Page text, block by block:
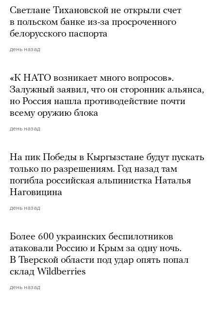
Светлане Тихановской не открыли счет
в польском банке из-за просроченного
белорусского паспорта
день назад
«К НАТО возникает много вопросов».
Залужный заявил, что он сторонник альянса,
но Россия нашла противодействие почти
всему оружию блока
день назад
На пик Победы в Кыргызстане будут пускать
только по разрешениям. Год назад там
погибла российская альпинистка Наталья
Наговицина
день назад
Более 600 украинских беспилотников
атаковали Россию и Крым за одну ночь.
В Тверской области под удар опять попал
склад Wildberries
день назад